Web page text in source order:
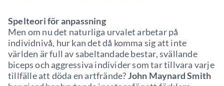
Spelteori för anpassning
Men om nu det naturliga urvalet arbetar på
individnivå, hur kan det då komma sig att inte
världen är full av sabeltandade bestar, svällande
biceps och aggressiva individer som tar tillvara varje
tillfälle att döda en artfrände?John Maynard Smith